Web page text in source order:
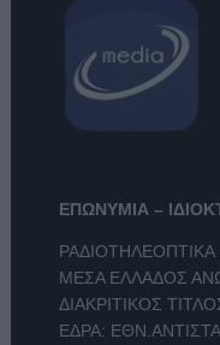
ΕΠΩΝΥΜΙΑ –
ΜΕΣΑ ΕΛΛΑΔΟΣ
ΔΙΑΚΡΙΤΙΚΟΣ
ΕΔΡΑ: